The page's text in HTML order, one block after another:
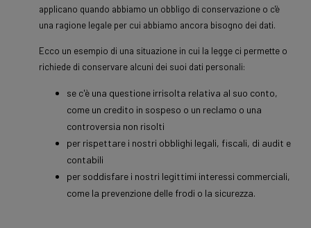
applicano quando abbiamo un obbligo di conservazione o c'è
una ragione legale per cui abbiamo ancora bisogno dei dati.
Ecco un esempio di una situazione in cui la legge ci permette o
richiede di conservare alcuni dei suoi dati personali:
se c'è una questione irrisolta relativa al suo conto,
come un credito in sospeso o un reclamo o una
controversia non risolti
per rispettare i nostri obblighi legali, fiscali, di audit e
contabili
per soddisfare i nostri legittimi interessi commerciali,
come la prevenzione delle frodi o la sicurezza.